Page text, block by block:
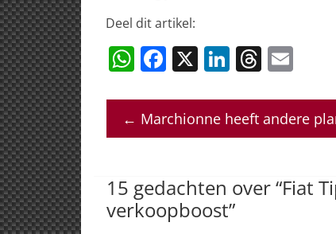
Deel dit artikel:
W
at
s
p
p
F
c
e
o
o
X Li
k
e
n
T
re
a
s
ai
l
← Marchionne heeft andere
15 gedachten over “Fiat
verkoopboost”